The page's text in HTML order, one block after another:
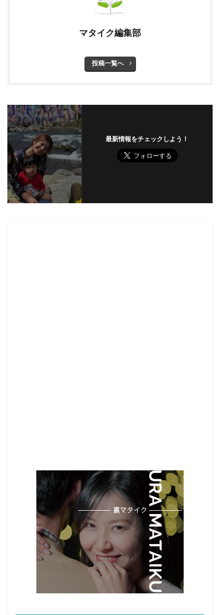
マタイク編集部
投稿一覧へ
最新情報をチェックしよう！